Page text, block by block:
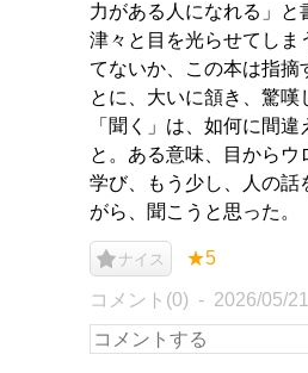
力がある人になれる」と
津々と目を光らせてしま
てないか、この本は指摘
とに、大いに頷き、驚
「聞く」は、如何に間
と。ある意味、目からウ
学び、もう少し、人の話
がら、聞こうと思った。
ナイス ★5
コメント(0) 2026/05/21